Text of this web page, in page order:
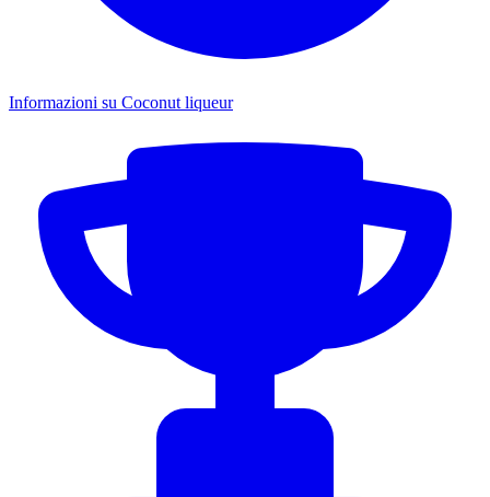
Informazioni su Coconut liqueur